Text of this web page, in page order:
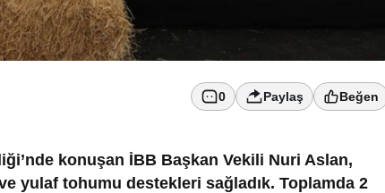
0 Paylaş Beğen
konuşan İBB Başkan Vekili Nuri Aslan,
yulaf tohumu destekleri sağladık. Toplamda 2